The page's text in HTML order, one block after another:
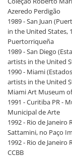
Azeredo Perdigão
1989 - San Juan
in the United States,
Puertorriqueña
1989 - San Diego
artists in the United
1990 - Miami
artists in the United
Miami Art Museum
1991 - Curitiba PR -
Municipal de Arte
1992 - Rio de Janeiro
Sattamini, no Paço
1992 - Rio de
CCBB